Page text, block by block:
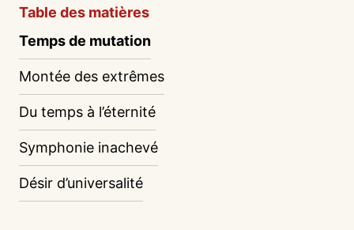
Table des matières
Temps de mutation
Montée des extrêmes
Du temps à l’éternité
Symphonie inachevé
Désir d’universalité